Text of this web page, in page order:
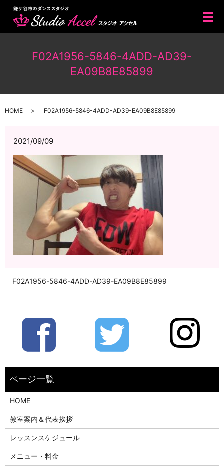
メ
F02A1956-5846-4ADD-AD39-
EA09B8E85899
HOME F02A1956-5846-4ADD-AD39-EA09B8E85899
2021/09/09
F02A1956-5846-4ADD-AD39-EA09B8E85899
HOME
教室案内＆代表挨拶
レッスンスケジュール
メニュー・料金